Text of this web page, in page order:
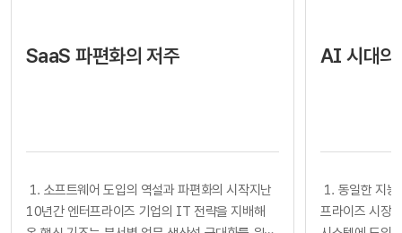
SaaS 파편화의 저주
​​ 1. 소프트웨어 도입의 역설과 파편화의 시작지난
10년간 엔터프라이즈 기업의 IT 전략을 지배해
AI 시대의
1. 동일한 지
프라이즈 시장